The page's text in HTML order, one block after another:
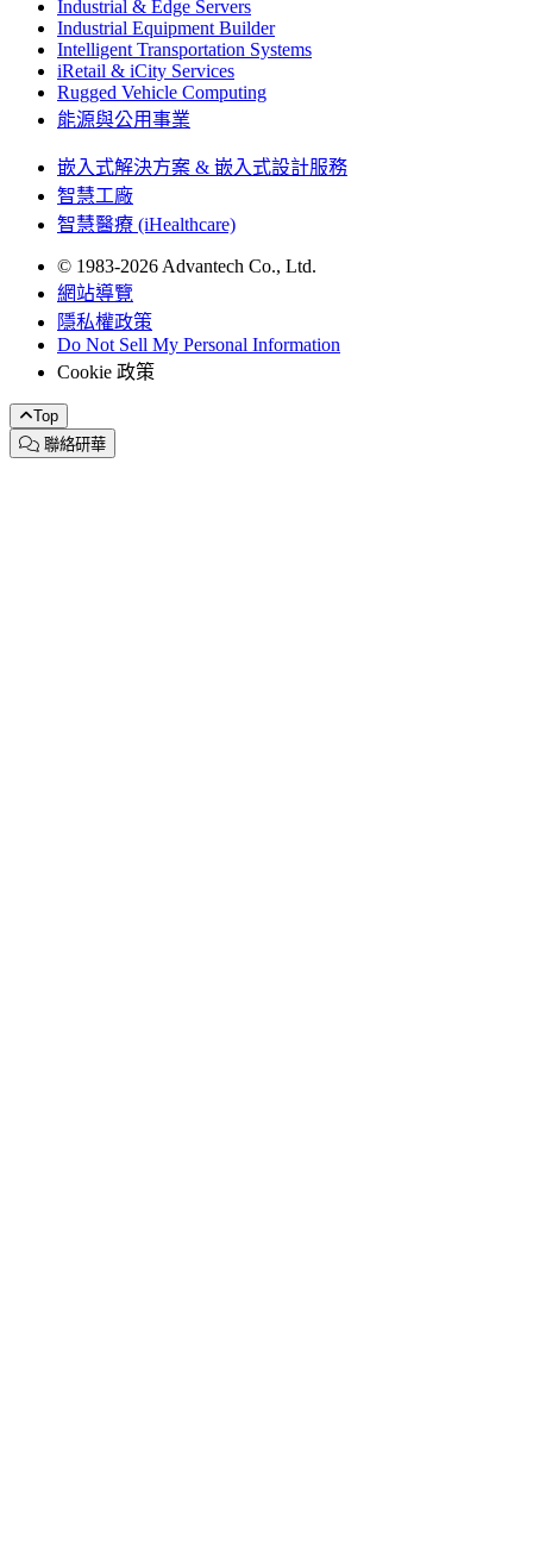
Industrial & Edge Servers
Industrial Equipment Builder
Intelligent Transportation Systems
iRetail & iCity Services
Rugged Vehicle Computing
能源與公用事業
嵌入式解決方案 & 嵌入式設計服務
智慧工廠
智慧醫療 (iHealthcare)
© 1983-2026 Advantech Co., Ltd.
網站導覽
隱私權政策
Do Not Sell My Personal Information
Cookie 政策
Top
聯絡研華